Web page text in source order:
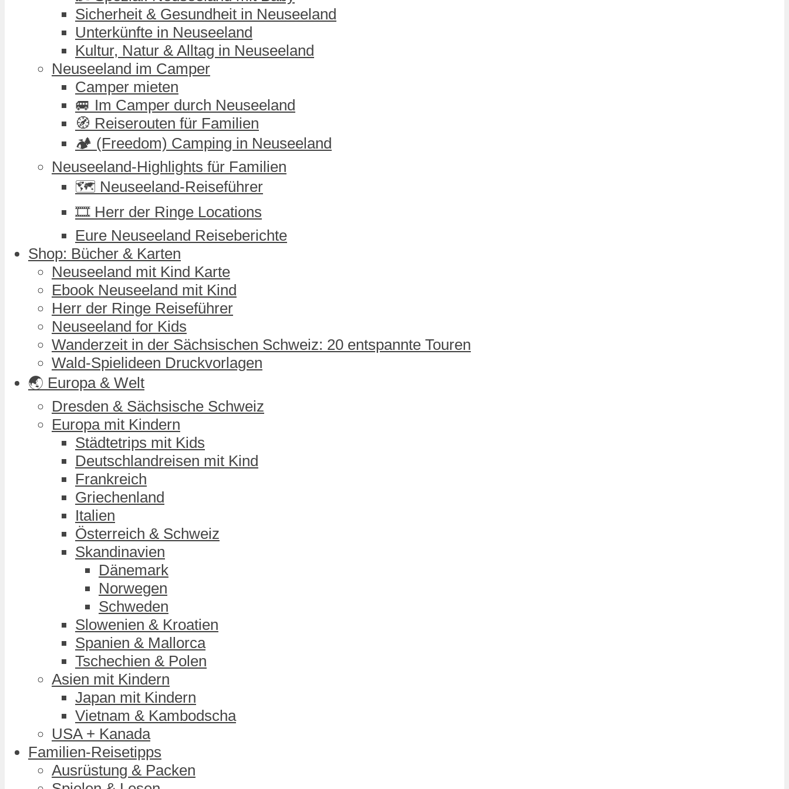
Sicherheit & Gesundheit in Neuseeland
Unterkünfte in Neuseeland
Kultur, Natur & Alltag in Neuseeland
Neuseeland im Camper
Camper mieten
🚐 Im Camper durch Neuseeland
🧭 Reiserouten für Familien
🏕️ (Freedom) Camping in Neuseeland
Neuseeland-Highlights für Familien
🗺️ Neuseeland-Reiseführer
🎞️ Herr der Ringe Locations
Eure Neuseeland Reiseberichte
Shop: Bücher & Karten
Neuseeland mit Kind Karte
Ebook Neuseeland mit Kind
Herr der Ringe Reiseführer
Neuseeland for Kids
Wanderzeit in der Sächsischen Schweiz: 20 entspannte Touren
Wald-Spielideen Druckvorlagen
🌏 Europa & Welt
Dresden & Sächsische Schweiz
Europa mit Kindern
Städtetrips mit Kids
Deutschlandreisen mit Kind
Frankreich
Griechenland
Italien
Österreich & Schweiz
Skandinavien
Dänemark
Norwegen
Schweden
Slowenien & Kroatien
Spanien & Mallorca
Tschechien & Polen
Asien mit Kindern
Japan mit Kindern
Vietnam & Kambodscha
USA + Kanada
Familien-Reisetipps
Ausrüstung & Packen